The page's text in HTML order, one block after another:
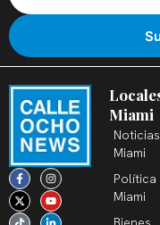
F
a
c
e
b
I
n
s
t
a
X
-
t
w
i
Y
o
u
t
u
T
i
k
t
o
L
i
n
k
e
Miami
Miami
Política
Miami